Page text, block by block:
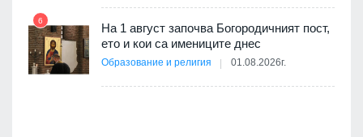
6
На 1 август започва Богородичният пост,
ето и кои са имениците днес
Образование и религия 01.08.2026г.